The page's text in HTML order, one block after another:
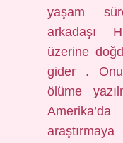
yaşam
arkadaşı
üzerine
gider .
ölüme